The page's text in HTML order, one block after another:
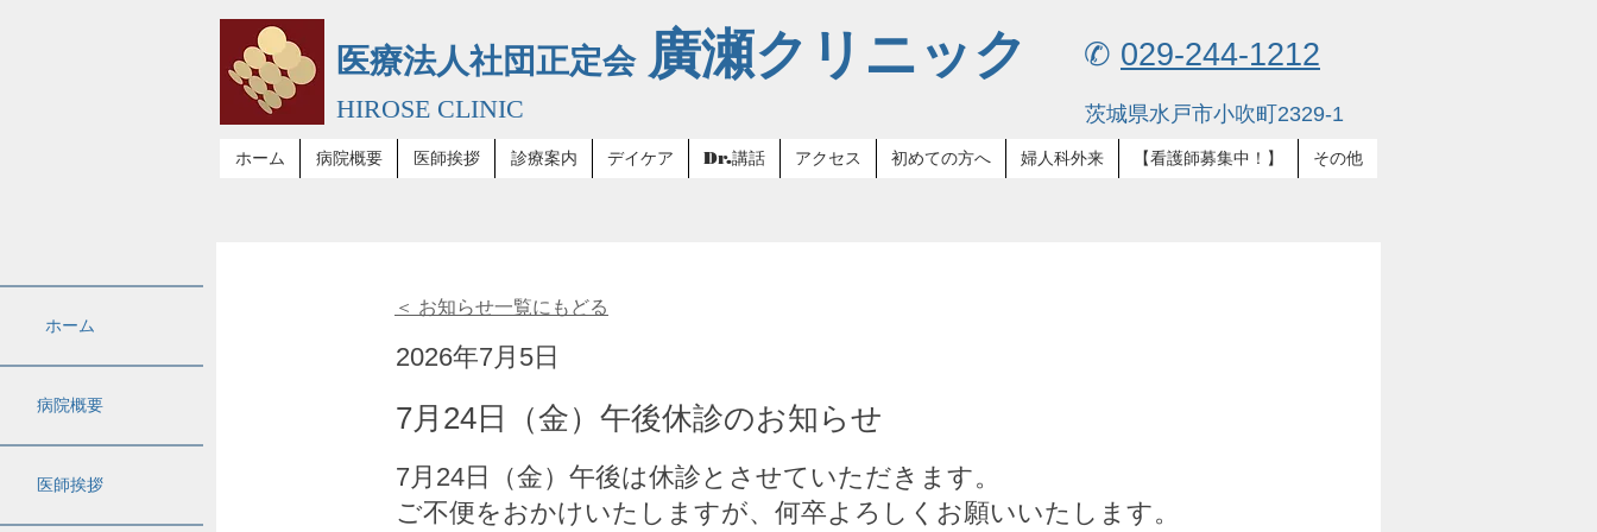
医療法人社団正定会 廣瀬クリニック
HIROSE CLINIC
✆ 029-244-1212
茨城県水戸市小吹町2329-1
ホーム 病院概要 医師挨拶 診療案内 デイケア Dr.講話 アクセス 初めての方へ 婦人科外来 【看護師募集中！】 その他
7月24日（金）午後休診のお知ら
せ
＜ お知らせ一覧にもどる
2026年7月5日
7月24日（金）午後休診のお知らせ
7月24日（金）午後は休診とさせていただきます。
ご不便をおかけいたしますが、何卒よろしくお願いいたします。
ホーム
病院概要
医師挨拶